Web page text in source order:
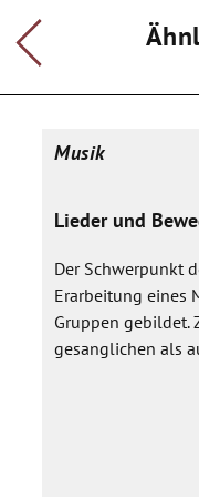
Musik
Lieder und
Der Schwerpunkt
Erarbeitung eines
Gruppen gebildet.
gesanglichen als